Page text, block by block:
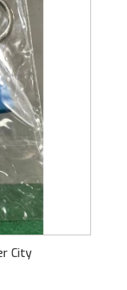
City